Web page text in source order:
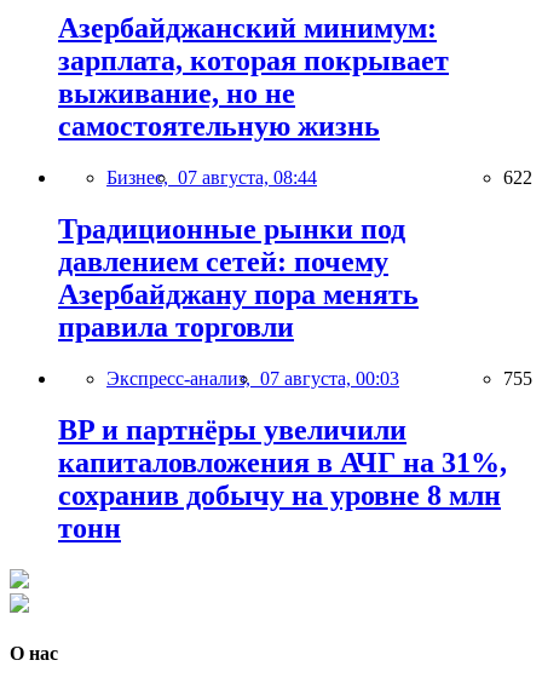
Азербайджанский минимум:
зарплата, которая покрывает
выживание, но не
самостоятельную жизнь
Бизнес, 07 августа, 08:44 622
Традиционные рынки под
давлением сетей: почему
Азербайджану пора менять
правила торговли
Экспресс-анализ, 07 августа, 00:03 755
BP и партнёры увеличили
капиталовложения в АЧГ на 31%,
сохранив добычу на уровне 8 млн
тонн
О нас